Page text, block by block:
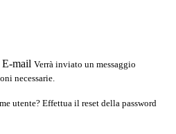
E-mail Verrà inviato un messaggio
necessarie.
utente? Effettua il reset della password